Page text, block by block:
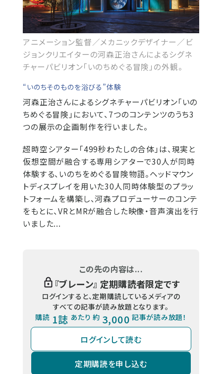
アニメーション監督／メカニックデザイナー／ビ
ジョンクリエイターの河森正治さんによるシグネ
チャーパビリオン「いのちめぐる冒険」の外観。
“いのちそのものを浴びる”体験
河森正治さんによるシグネチャーパビリオン「いの
ちめぐる冒険」において、7つのコンテンツのうち3
つの展示の企画制作を行いました。
超時空シアター「499秒わたしの合体」は、現実と
仮想空間が融合する専用シアターで30人が同時
体験する、いのちをめぐる冒険物語。ヘッドマウン
トディスプレイを用いた30人同時体験型のプラッ
トフォームを構築し、河森プロデューサーのコンテ
をもとに、VRとMRが融合した映像・音声演出を行
いました...
この先の内容は...
『ブレーン』 定期購読者限定です
ログインすると、定期購読しているメディアの
すべての記事が読み放題となります。
購読 1誌 あたり 約 3,000 記事が読み放題！
ログインして読む
定期購読を申し込む